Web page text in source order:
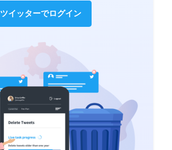
ツイッターでログイン